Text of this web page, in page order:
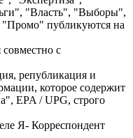
"Власть", "Выборы",
публикуются на
совместно с
републикация и
которое содержит
EPA / UPG, строго
Я- Корреспондент